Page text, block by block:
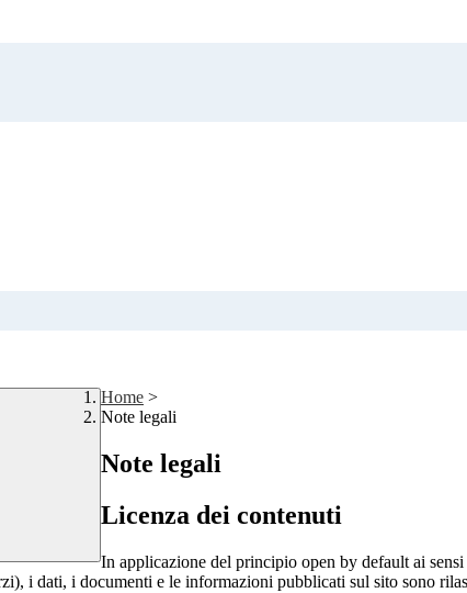
Home >
Note legali
Note legali
Licenza dei contenuti
In applicazione del principio open by default ai
i dati, i documenti e le informazioni pubblicati sul sito sono